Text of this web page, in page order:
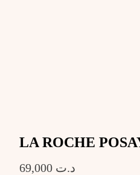
LA ROCHE
د.ت 69,000